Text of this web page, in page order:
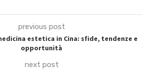
previous post
estetica in Cina: sfide, tendenze e
opportunità
next post